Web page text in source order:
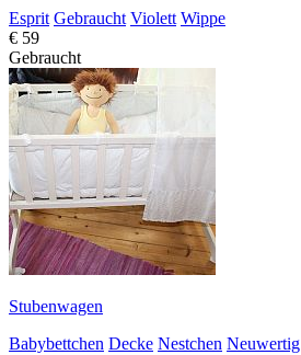
Esprit Gebraucht Violett Wippe
€ 59
Gebraucht
Stubenwagen
Babybettchen Decke Nestchen Neuwertig